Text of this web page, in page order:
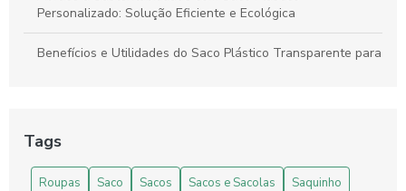
Personalizado: Solução Eficiente e Ecológica
Benefícios e Utilidades do Saco Plástico Transparente para
Como escolher o Envelope Plástico Transparente Auto
Adesivo ideal para suas necessidades
Tags
Roupas Saco Sacos Sacos e Sacolas
Saquinho